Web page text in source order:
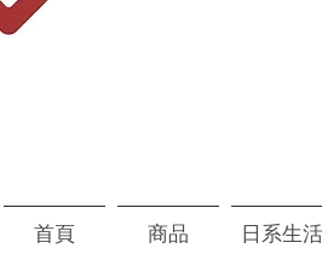
首頁 商品 日系生活